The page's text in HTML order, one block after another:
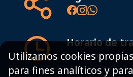
Horario de
8:00 - 19:00h Lunes -
Utilizamos cookies
para fines analíticos y